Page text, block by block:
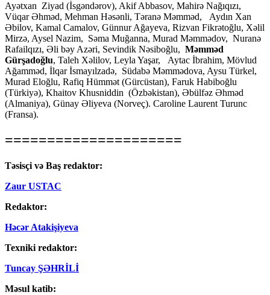
Ayətxan Ziyad (İsgəndərov), Akif Abbasov, Mahirə Nağıqızı,
Vüqar Əhməd, Mehman Həsənli, Təranə Məmməd, Aydın Xan
Əbilov, Kamal Camalov, Günnur Ağayeva, Rizvan Fikrətoğlu, Xəlil
Mirzə, Aysel Nazim, Səma Muğanna, Murad Məmmədov, Nuranə
Rafailqızı, Əli bəy Azəri, Sevindik Nəsiboğlu, Məmməd
Gürşadoğlu, Taleh Xəlilov, Leyla Yaşar, Aytac İbrahim, Mövlud
Ağamməd, İlqar İsmayılzadə, Südabə Məmmədova, Aysu Türkel,
Murad Eloğlu, Rafiq Hümmət (Gürcüstan), Faruk Habiboğlu
(Türkiyə), Khaitov Khusniddin (Özbəkistan), Əbülfəz Əhməd
(Almaniya), Günay Əliyeva (Norveç). Caroline Laurent Turunc
(Fransa).
=====================
Təsisçi və Baş redaktor:
Zaur USTAC
Redaktor:
Həcər Atakişiyeva
Texniki redaktor:
Tuncay ŞƏHRİLİ
Məsul katib: